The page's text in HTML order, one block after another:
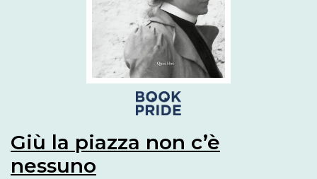
Giù la piazza non c’è
nessuno